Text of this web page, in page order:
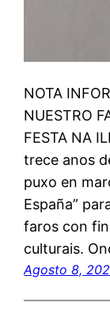
NOTA
NUESTRO
FESTA NA
trece anos
puxo en
España”
faros con
culturais.
Agosto 8,